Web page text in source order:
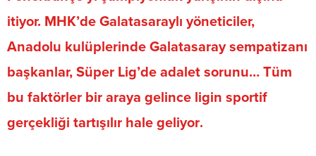
itiyor. MHK’de Galatasaraylı yöneticiler,
Anadolu kulüplerinde Galatasaray sempatizanı
başkanlar, Süper Lig’de adalet sorunu… Tüm
bu faktörler bir araya gelince ligin sportif
gerçekliği tartışılır hale geliyor.